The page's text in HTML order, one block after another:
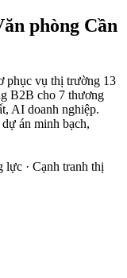
phòng Cần
phục vụ thị trường 13
B2B cho 7 thương
AI doanh nghiệp.
án minh bạch,
lực · Cạnh tranh thị